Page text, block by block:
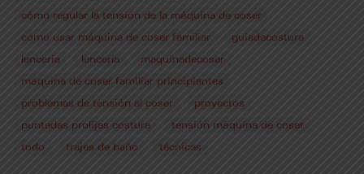
cómo regular la tensión de la máquina de coser
cómo usar máquina de coser familiar
guiadecostura
lenceria
lencería
maquinadecoser
máquina de coser familiar principiantes
problemas de tensión al coser
proyectos
puntadas prolijas costura
tensión máquina de coser
todo
trajes de baño técnicas